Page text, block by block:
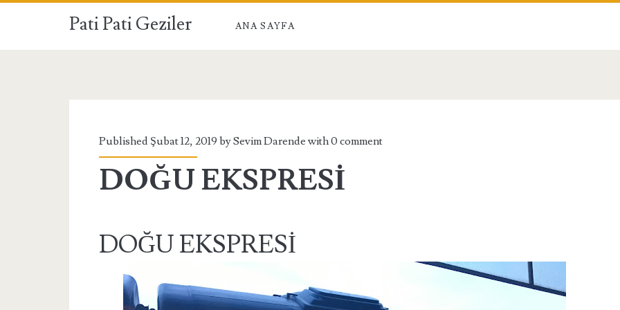
Pati Pati Geziler ANA SAYFA
Published Şubat 12, 2019 bySevim Darendewith0 comment
DOĞU EKSPRESİ
DOĞU EKSPRESİ